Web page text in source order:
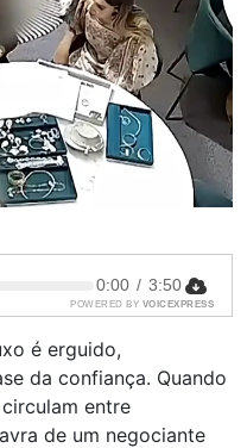
0:00 / 3:50
POWERED BY VOICEXPRESS
é erguido,
da confiança. Quando
entre
de um negociante